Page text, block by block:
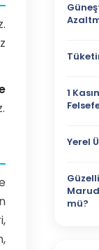
1
Yerel
mü?